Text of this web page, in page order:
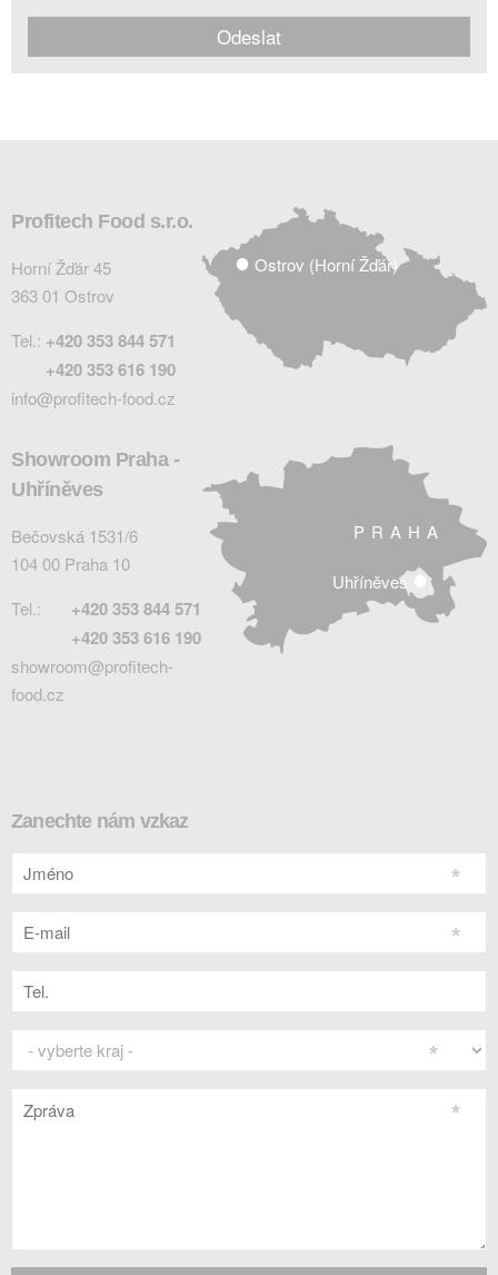
Profitech Food s.r.o.
Horní Žďár 45
363 01 Ostrov
Tel.: +420 353 844 571
+420 353 616 190
info@profitech-food.cz
Ostrov (Horní Žďár)
Showroom Praha -
Uhříněves
Bečovská 1531/6
104 00 Praha 10
Tel.:
+420 353 844 571
+420 353 616 190
showroom@profitech-
food.cz
PRAHA
Uhříněves
Zanechte nám vzkaz